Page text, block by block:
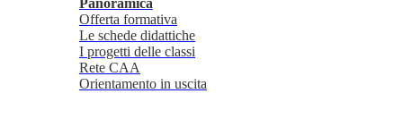
Panoramica
Offerta formativa
Le schede didattiche
I progetti delle classi
Rete CAA
Orientamento in uscita